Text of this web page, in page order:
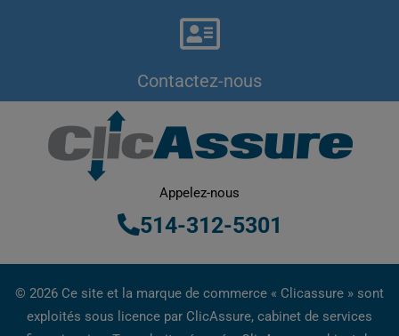
Contactez-nous
Appelez-nous
514-312-5301
© 2026 Ce site et la marque de commerce « Clicassure » sont
exploités sous licence par ClicAssure, cabinet de services